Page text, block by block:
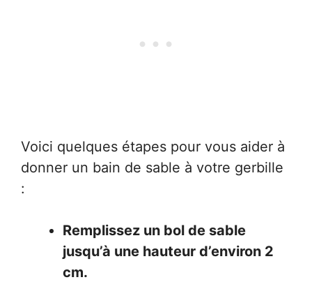
Voici quelques étapes pour vous aider à
donner un bain de sable à votre gerbille
:
Remplissez un bol de sable
jusqu’à une hauteur d’environ 2
cm.